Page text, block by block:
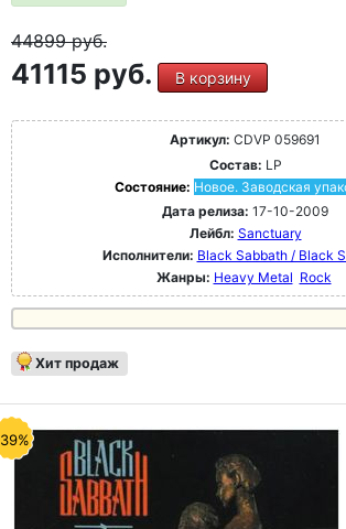
44899руб.
41115 руб. В корзину
Артикул: CDVP 059691
Состав: LP
Состояние: Новое. Заводская
Дата релиза: 17-10-2009
Лейбл: Sanctuary
Исполнители: Black Sabbath / Black
Жанры: Heavy Metal Rock
Хит продаж